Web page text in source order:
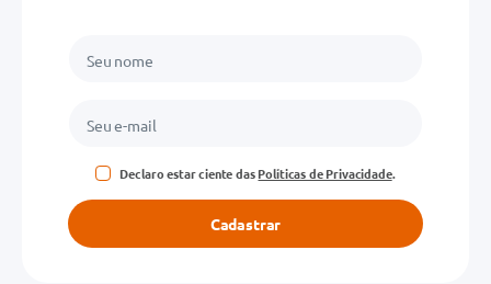
Declaro estar ciente dasPolíticas de Privacidade.
Cadastrar